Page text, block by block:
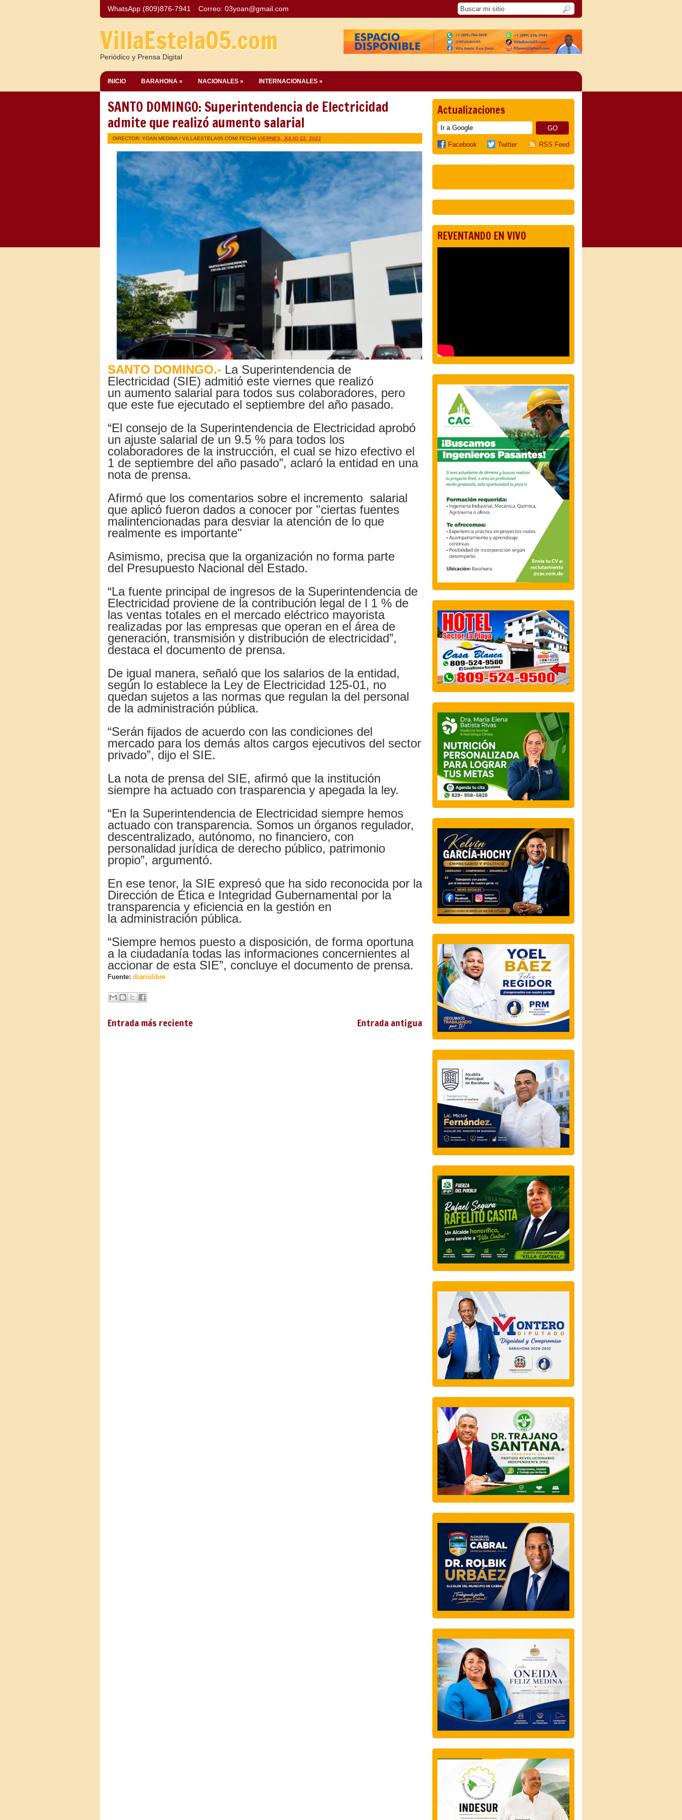
WhatsApp (809)876-7941 Correo: 03yoan@gmail.com
VillaEstela05.com
Periódico y Prensa Digital
INICIO BARAHONA » NACIONALES » INTERNACIONALES »
SANTO DOMINGO: Superintendencia de Electricidad
admite que realizó aumento salarial
DIRECTOR: YOAN MEDINA / VILLAESTELA05.COM/ FECHA VIERNES, JULIO 22, 2022
SANTO DOMINGO.- La Superintendencia de
Electricidad (SIE) admitió este viernes que realizó
un aumento salarial para todos sus colaboradores, pero
que este fue ejecutado el septiembre del año pasado.
“El consejo de la Superintendencia de Electricidad aprobó
un ajuste salarial de un 9.5 % para todos los
colaboradores de la instrucción, el cual se hizo efectivo el
1 de septiembre del año pasado”, aclaró la entidad en una
nota de prensa.
Afirmó que los comentarios sobre el incremento salarial
que aplicó fueron dados a conocer por "ciertas fuentes
malintencionadas para desviar la atención de lo que
realmente es importante"
Asimismo, precisa que la organización no forma parte
del Presupuesto Nacional del Estado.
“La fuente principal de ingresos de la Superintendencia de
Electricidad proviene de la contribución legal de l 1 % de
las ventas totales en el mercado eléctrico mayorista
realizadas por las empresas que operan en el área de
generación, transmisión y distribución de electricidad”,
destaca el documento de prensa.
De igual manera, señaló que los salarios de la entidad,
según lo establece la Ley de Electricidad 125-01, no
quedan sujetos a las normas que regulan la del personal
de la administración pública.
“Serán fijados de acuerdo con las condiciones del
mercado para los demás altos cargos ejecutivos del sector
privado”, dijo el SIE.
La nota de prensa del SIE, afirmó que la institución
siempre ha actuado con trasparencia y apegada la ley.
“En la Superintendencia de Electricidad siempre hemos
actuado con transparencia. Somos un órganos regulador,
descentralizado, autónomo, no financiero, con
personalidad jurídica de derecho público, patrimonio
propio”, argumentó.
En ese tenor, la SIE expresó que ha sido reconocida por la
Dirección de Ética e Integridad Gubernamental por la
transparencia y eficiencia en la gestión en
la administración pública.
“Siempre hemos puesto a disposición, de forma oportuna
a la ciudadanía todas las informaciones concernientes al
accionar de esta SIE”, concluye el documento de prensa.
Fuente: diariolibre
Entrada más reciente Entrada antigua
Actualizaciones
Facebook Twitter RSS Feed
REVENTANDO EN VIVO